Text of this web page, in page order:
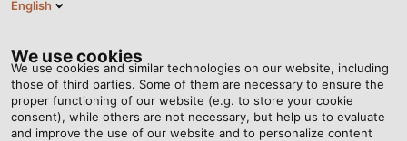
Trang chủ
Tin tức
Đằng sau sự vận hành trơn tru của các thiết bị máy móc
English
We use cookies
We use cookies and similar technologies on our website, including
those of third parties. Some of them are necessary to ensure the
proper functioning of our website (e.g. to store your cookie
consent), while others are not necessary, but help us to evaluate
and improve the use of our website and to personalize content